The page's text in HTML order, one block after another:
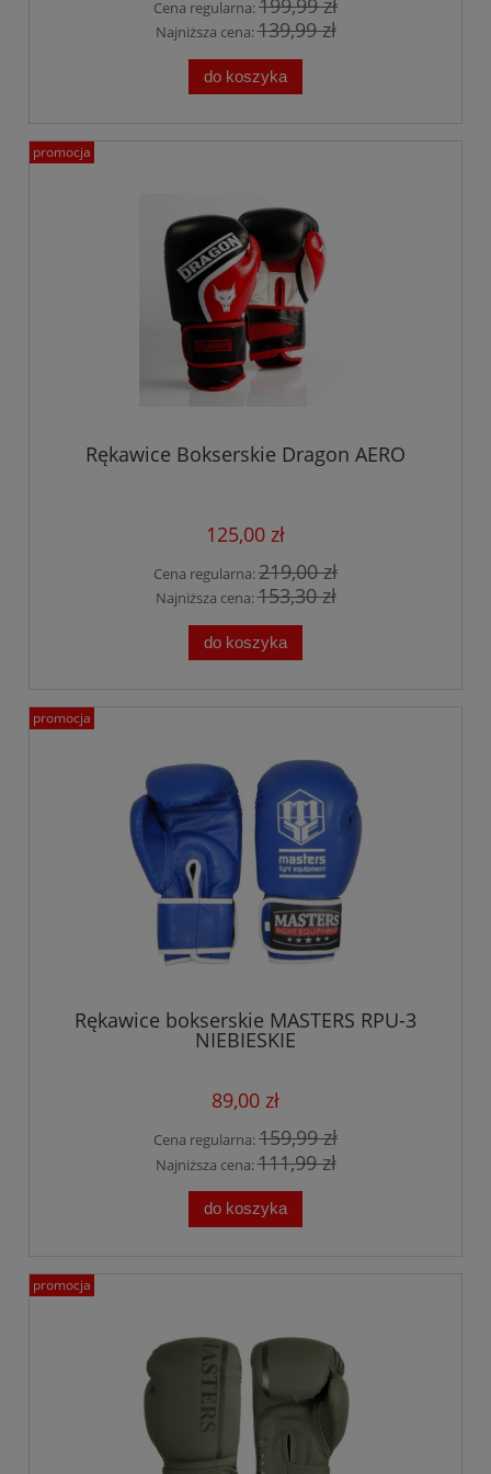
Cena regularna:
Najniższa cena:139,99 zł
do koszyka
Rękawice Bokserskie Dragon AERO
125,00 zł
Cena regularna:219,00 zł
Najniższa cena:153,30 zł
do koszyka
promocja
Rękawice bokserskie MASTERS RPU-3
NIEBIESKIE
89,00 zł
Cena regularna:159,99 zł
Najniższa cena:111,99 zł
do koszyka
promocja
promocja